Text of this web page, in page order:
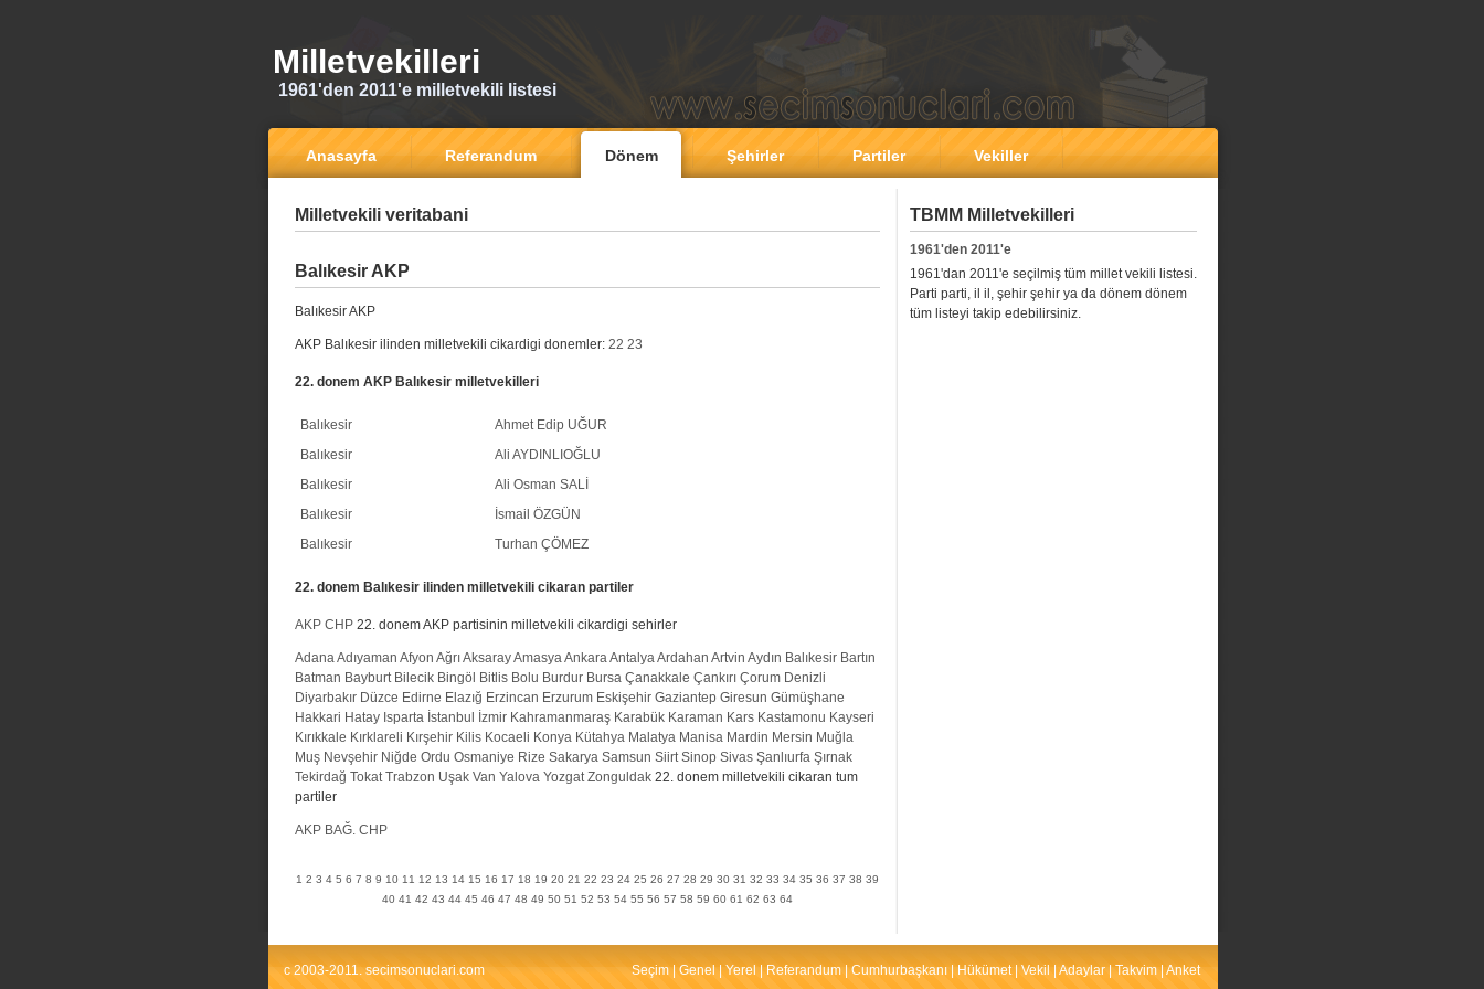
Milletvekilleri
1961'den 2011'e milletvekili listesi
Anasayfa Referandum Dönem Şehirler Partiler Vekiller
Milletvekili veritabani
Balıkesir AKP
Balıkesir AKP
AKP Balıkesir ilinden milletvekili cikardigi donemler: 22 23
22. donem AKP Balıkesir milletvekilleri
Balıkesir
Ahmet Edip UĞUR
Balıkesir
Ali AYDINLIOĞLU
Balıkesir
Ali Osman SALİ
Balıkesir
İsmail ÖZGÜN
Balıkesir
Turhan ÇÖMEZ
22. donem Balıkesir ilinden milletvekili cikaran partiler
AKP CHP 22. donem AKP partisinin milletvekili cikardigi sehirler
AdanaAdıyaman Afyon AğrıAksarayAmasyaAnkaraAntalyaArdahan Artvin Aydın Balıkesir Bartın
Batman Bayburt Bilecik Bingöl Bitlis Bolu Burdur Bursa Çanakkale Çankırı Çorum Denizli
Diyarbakır Düzce Edirne Elazığ Erzincan Erzurum Eskişehir Gaziantep Giresun Gümüşhane
Hakkari Hatay Isparta İstanbul İzmir Kahramanmaraş Karabük Karaman Kars Kastamonu Kayseri
Kırıkkale Kırklareli Kırşehir Kilis Kocaeli Konya Kütahya Malatya Manisa Mardin Mersin Muğla
Muş Nevşehir Niğde Ordu Osmaniye Rize Sakarya Samsun Siirt Sinop Sivas Şanlıurfa Şırnak
Tekirdağ Tokat Trabzon Uşak Van Yalova Yozgat Zonguldak 22. donem milletvekili cikaran tum
partiler
AKP BAĞ. CHP
1 2 3 4 5 6 7 8 9 10 11 12 13 14 15 16 17 18 19 20 21 22 23 24 25 26 27 28 29 30 31 32 33 34 35 36 37 38 39
40 41 42 43 44 45 46 47 48 49 50 51 52 53 54 55 56 57 58 59 60 61 62 63 64
TBMM Milletvekilleri
1961'den 2011'e
1961'dan 2011'e seçilmiş tüm millet vekili listesi.
Parti parti, il il, şehir şehir ya da dönem dönem
tüm listeyi takip edebilirsiniz.
c 2003-2011. secimsonuclari.com Seçim Genel Yerel Referandum Cumhurbaşkanı Hükümet| Vekil Adaylar Takvim Anket